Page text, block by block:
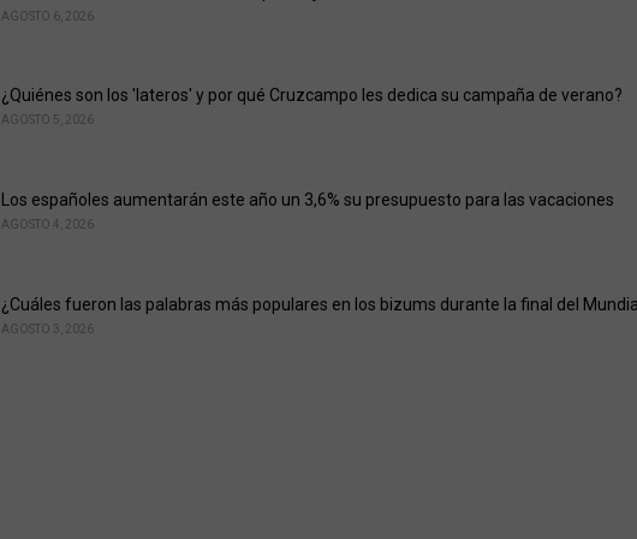
AGOSTO 6, 2026
¿Quiénes son los 'lateros' y por qué Cruzcampo les dedica su campaña de verano?
AGOSTO 5, 2026
Los españoles aumentarán este año un 3,6% su presupuesto para las vacaciones
AGOSTO 4, 2026
¿Cuáles fueron las palabras más populares en los bizums durante la final del
AGOSTO 3, 2026